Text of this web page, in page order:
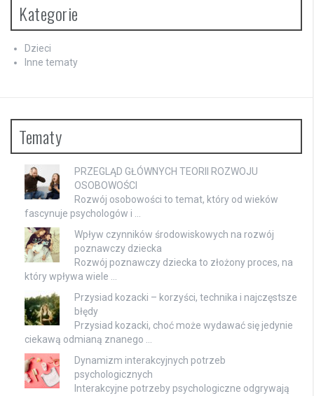
Kategorie
Dzieci
Inne tematy
Tematy
PRZEGLĄD GŁÓWNYCH TEORII ROZWOJU
OSOBOWOŚCI
Rozwój osobowości to temat, który od wieków
fascynuje psychologów i …
Wpływ czynników środowiskowych na rozwój
poznawczy dziecka
Rozwój poznawczy dziecka to złożony proces, na
który wpływa wiele …
Przysiad kozacki – korzyści, technika i najczęstsze
błędy
Przysiad kozacki, choć może wydawać się jedynie
ciekawą odmianą znanego …
Dynamizm interakcyjnych potrzeb
psychologicznych
Interakcyjne potrzeby psychologiczne odgrywają